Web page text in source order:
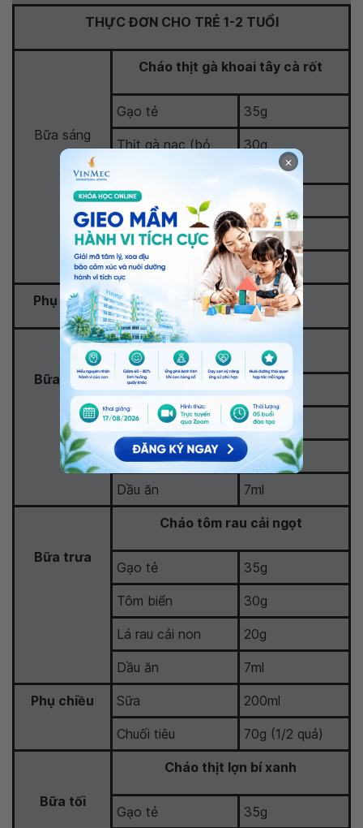
THỰC ĐƠN CHO TRẺ 1-2 TUỔI
Bữa sáng
Cháo thịt gà khoai tây cà rốt
Gạo tẻ 35g
Thịt gà nạc (bỏ
30g
Khoai tây 10g
Cà rốt 10g
Dầu ăn 20g
Phụ sáng Sữa 200ml
Bữa trưa
Cháo tôm rau cải ngọt
Gạo tẻ 35g
Tôm biển 30g
Lá rau cải non 20g
Dầu ăn 7ml
Bữa trưa
Cháo tôm rau cải ngọt
Gạo tẻ 35g
Tôm biển 30g
Lá rau cải non 20g
Dầu ăn 7ml
Phụ chiều Sữa 200ml
Chuối tiêu 70g (1/2 quả)
Bữa tối
Cháo thịt lợn bí xanh
Gạo tẻ 35g
×